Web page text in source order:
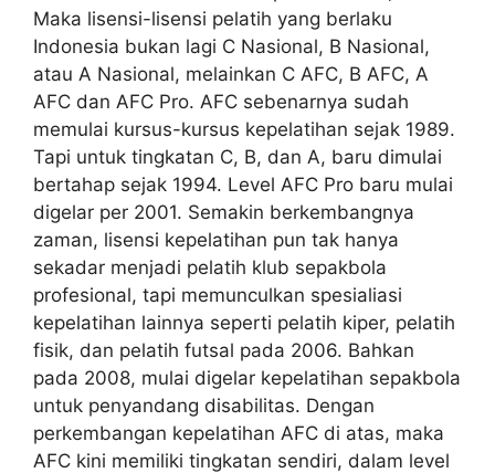
Maka lisensi-lisensi pelatih yang berlaku
Indonesia bukan lagi C Nasional, B Nasional,
atau A Nasional, melainkan C AFC, B AFC, A
AFC dan AFC Pro. AFC sebenarnya sudah
memulai kursus-kursus kepelatihan sejak 1989.
Tapi untuk tingkatan C, B, dan A, baru dimulai
bertahap sejak 1994. Level AFC Pro baru mulai
digelar per 2001. Semakin berkembangnya
zaman, lisensi kepelatihan pun tak hanya
sekadar menjadi pelatih klub sepakbola
profesional, tapi memunculkan spesialiasi
kepelatihan lainnya seperti pelatih kiper, pelatih
fisik, dan pelatih futsal pada 2006. Bahkan
pada 2008, mulai digelar kepelatihan sepakbola
untuk penyandang disabilitas. Dengan
perkembangan kepelatihan AFC di atas, maka
AFC kini memiliki tingkatan sendiri, dalam level